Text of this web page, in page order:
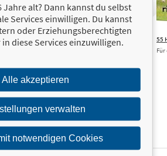
17,00 €
und Ernährung.
bleibt Ihr Hund gesund
Mich gibt
es nur mit
Wie mich mein Hund
Borderlinerin erzählt
55
Jahre alt? Dann kannst du selbst
Services einwilligen. Du kannst
oder Erziehungsberechtigten
diese Services einzuwilligen.
Alle akzeptieren
verwalten
notwendigen Cookies